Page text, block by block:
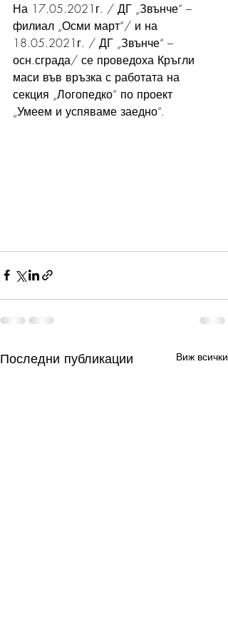
На 17.05.2021г. / ДГ „Звънче“ –
филиал „Осми март“/ и на
18.05.2021г. / ДГ „Звънче“ –
осн.сграда/ се проведоха Кръгли
маси във връзка с работата на
секция „Логопедко“ по проект
„Умеем и успяваме заедно“.
Последни публикации Виж всички